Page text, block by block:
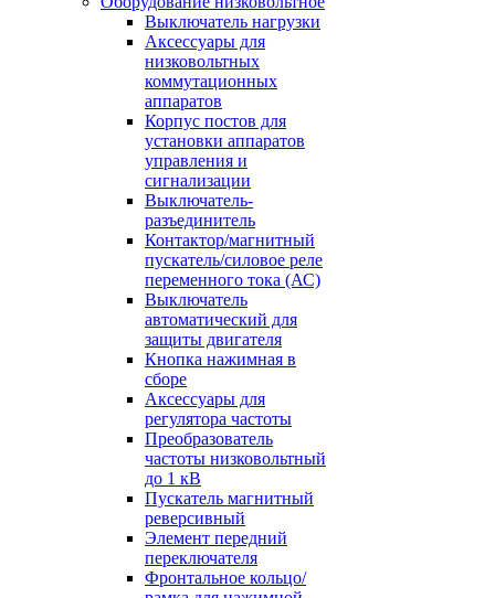
Выключатель нагрузки
Аксессуары для
низковольтных
коммутационных
аппаратов
Корпус постов для
установки аппаратов
управления и
сигнализации
Выключатель-
разъединитель
Контактор/магнитный
пускатель/силовое реле
переменного тока (АС)
Выключатель
автоматический для
защиты двигателя
Кнопка нажимная в
сборе
Аксессуары для
регулятора частоты
Преобразователь
частоты низковольтный
до 1 кВ
Пускатель магнитный
реверсивный
Элемент передний
переключателя
Фронтальное кольцо/